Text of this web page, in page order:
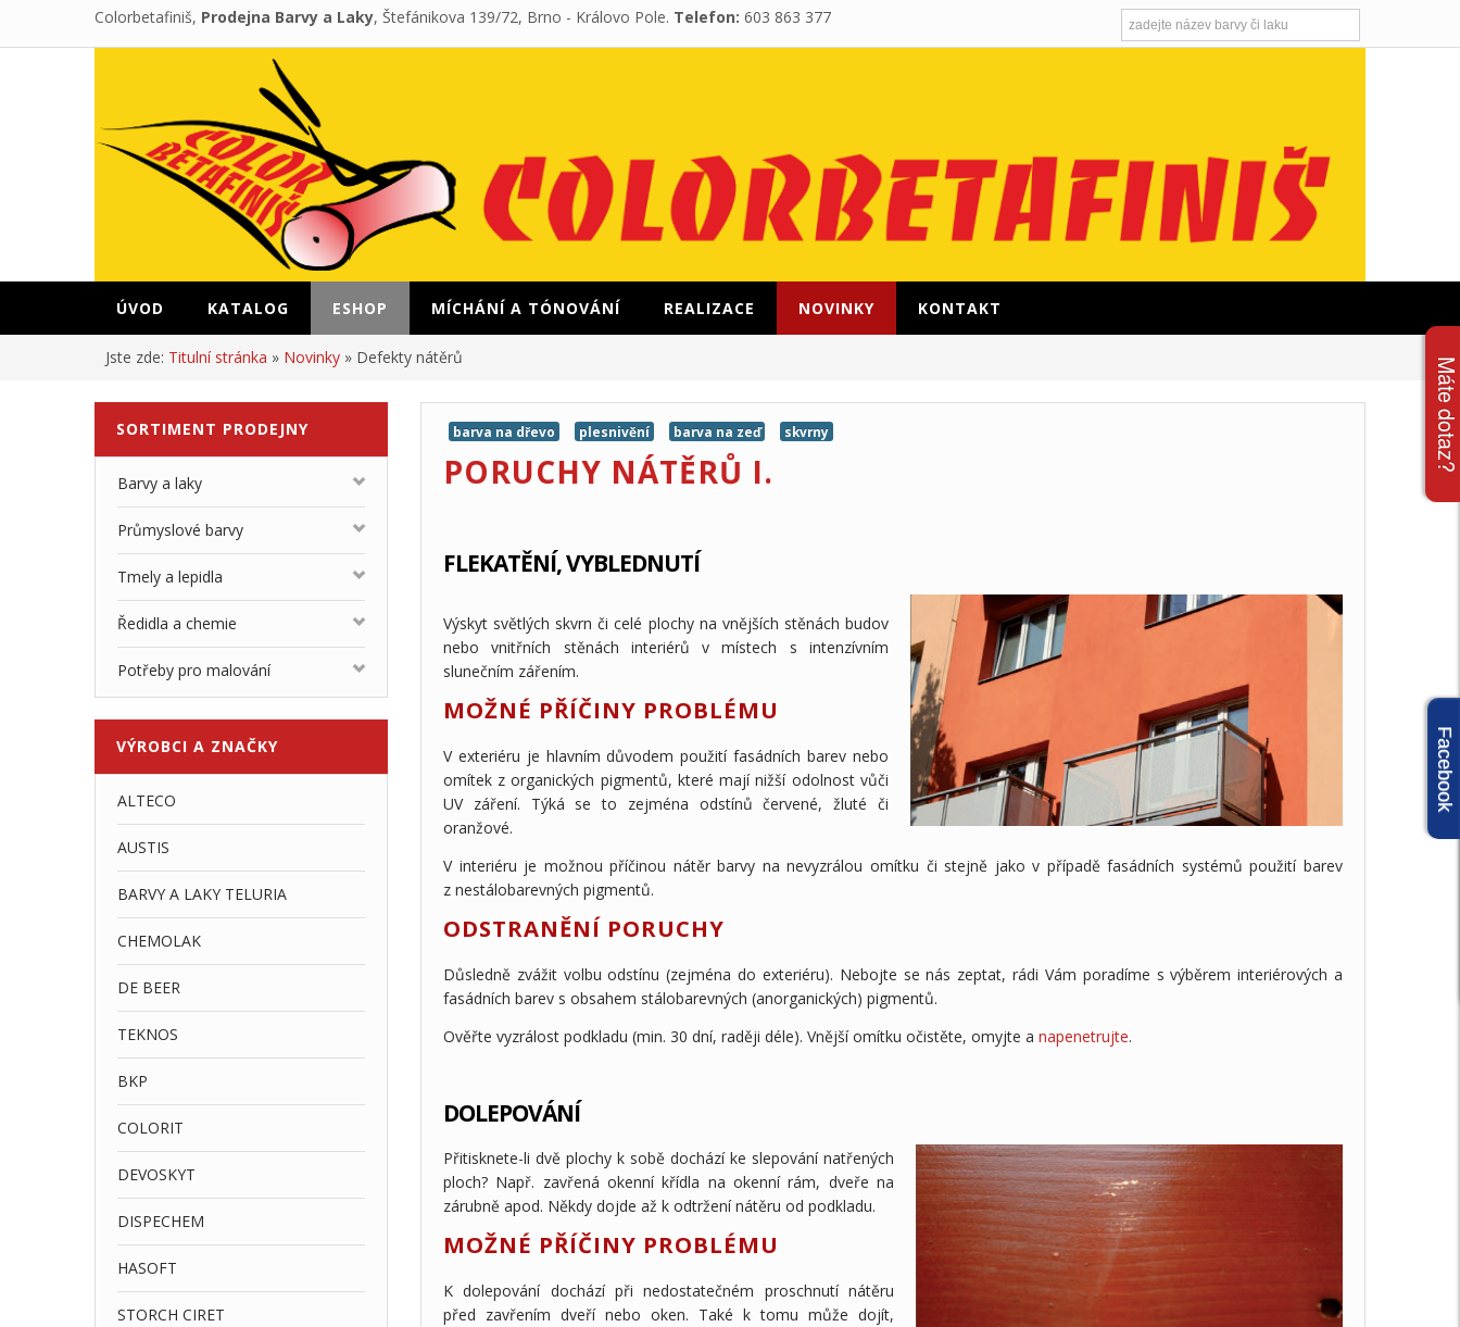
Colorbetafiniš, Prodejna Barvy a Laky, Štefánikova 139/72, Brno - Královo Pole. Telefon: 603 863 377
ÚVOD KATALOG ESHOP MÍCHÁNÍ A TÓNOVÁNÍ REALIZACE NOVINKY KONTAKT
Jste zde: Titulní stránka » Novinky » Defekty nátěrů
SORTIMENT PRODEJNY
Barvy a laky
Průmyslové barvy
Tmely a lepidla
Ředidla a chemie
Potřeby pro malování
VÝROBCI A ZNAČKY
ALTECO
AUSTIS
BARVY A LAKY TELURIA
CHEMOLAK
DE BEER
TEKNOS
BKP
COLORIT
DEVOSKYT
DISPECHEM
HASOFT
STORCH CIRET
barva na dřevo plesnivění barva na zeď skvrny
PORUCHY NÁTĚRŮ I.
FLEKATĚNÍ, VYBLEDNUTÍ
Výskyt světlých skvrn či celé plochy na vnějších stěnách budov
nebo vnitřních stěnách interiérů v místech s intenzívním
slunečním zářením.
MOŽNÉ PŘÍČINY PROBLÉMU
V exteriéru je hlavním důvodem použití fasádních barev nebo
omítek z organických pigmentů, které mají nižší odolnost vůči
UV záření. Týká se to zejména odstínů červené, žluté či
oranžové.
V interiéru je možnou příčinou nátěr barvy na nevyzrálou omítku či stejně jako v případě fasádních systémů použití barev
z nestálobarevných pigmentů.
ODSTRANĚNÍ PORUCHY
Důsledně zvážit volbu odstínu (zejména do exteriéru). Nebojte se nás zeptat, rádi Vám poradíme s výběrem interiérových a
fasádních barev s obsahem stálobarevných (anorganických) pigmentů.
Ověřte vyzrálost podkladu (min. 30 dní, raději déle). Vnější omítku očistěte, omyjte a napenetrujte.
DOLEPOVÁNÍ
Přitisknete-li dvě plochy k sobě dochází ke slepování natřených
ploch? Např. zavřená okenní křídla na okenní rám, dveře na
zárubně apod. Někdy dojde až k odtržení nátěru od podkladu.
MOŽNÉ PŘÍČINY PROBLÉMU
K dolepování dochází při nedostatečném proschnutí nátěru
před zavřením dveří nebo oken. Také k tomu může dojít,
Máte
Facebook